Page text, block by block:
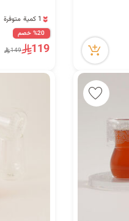
43 مشاهدة مؤخراً
1 كمية متوفرة
43 مشاهدة مؤخراً
%20 خصم
119
149